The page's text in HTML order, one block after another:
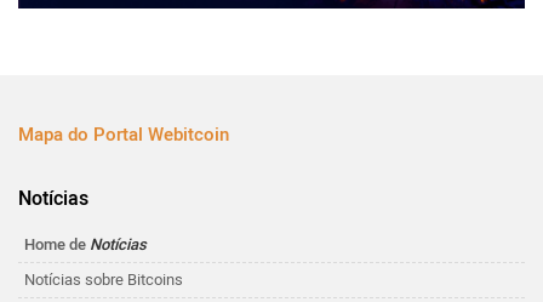
Mapa do Portal Webitcoin
Notícias
Home de Notícias
Notícias sobre Bitcoins